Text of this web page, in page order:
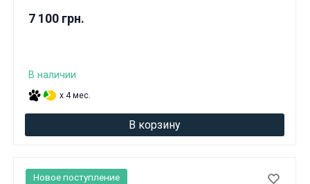
7 100 грн.
В наличии
x 4 мес.
В корзину
Новое поступление